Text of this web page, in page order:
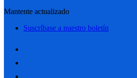
Mantente actualizado
Suscríbase a nuestro boletín